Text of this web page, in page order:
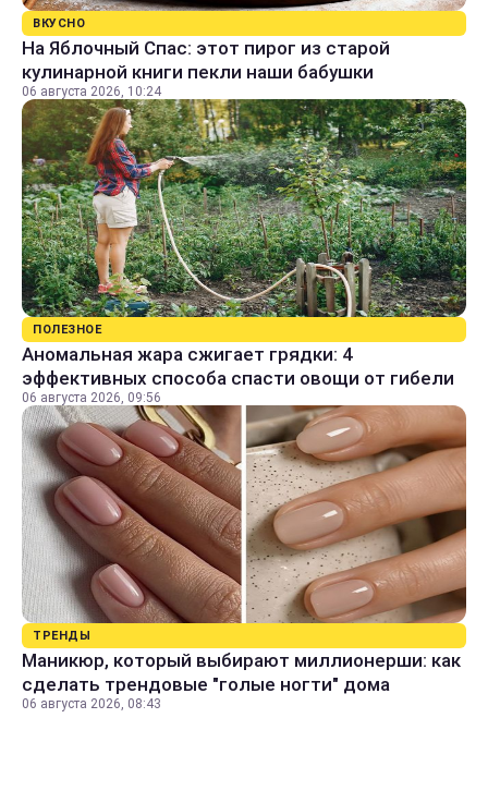
ВКУСНО
На Яблочный Спас: этот пирог из старой
кулинарной книги пекли наши бабушки
06 августа 2026, 10:24
ПОЛЕЗНОЕ
Аномальная жара сжигает грядки: 4
эффективных способа спасти овощи от гибели
06 августа 2026, 09:56
ТРЕНДЫ
Маникюр, который выбирают миллионерши: как
сделать трендовые "голые ногти" дома
06 августа 2026, 08:43